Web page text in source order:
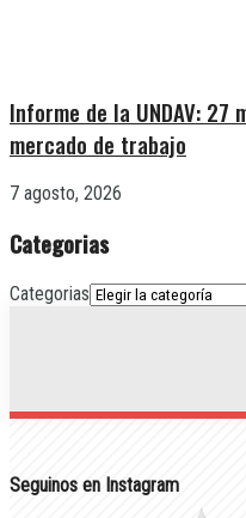
Informe de la UNDAV:
mercado de trabajo
7 agosto, 2026
Categorias
Categorias
Seguinos en Instagram